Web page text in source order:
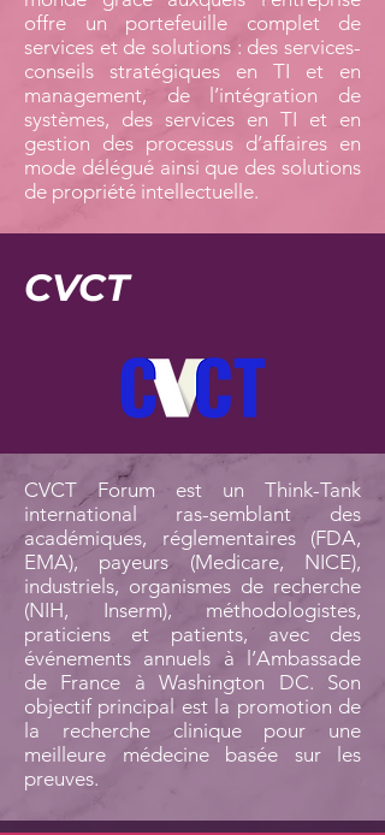
offre un portefeuille complet de
services et de solutions : des services-
conseils stratégiques en TI et en
management, de l’intégration de
systèmes, des services en TI et en
gestion des processus d’affaires en
mode délégué ainsi que des solutions
de propriété intellectuelle.
CVCT
CVCT Forum est un Think-Tank
international ras-semblant des
académiques, réglementaires (FDA,
EMA), payeurs (Medicare, NICE),
industriels, organismes de recherche
(NIH, Inserm), méthodologistes,
praticiens et patients, avec des
événements annuels à l’Ambassade
de France à Washington DC. Son
objectif principal est la promotion de
la recherche clinique pour une
meilleure médecine basée sur les
preuves.